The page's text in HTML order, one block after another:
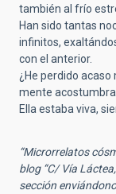
también al frío
Han sido tantas
infinitos,
con el anterior.
¿He perdido acaso
mente acostumbra.
Ella estaba viva,
“Microrrelatos
blog “C/ Vía
sección